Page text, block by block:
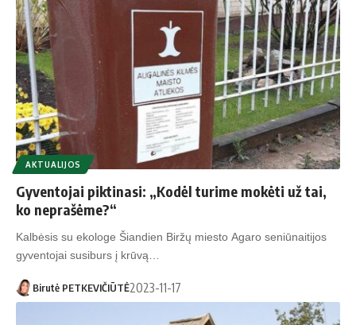
AKTUALIJOS
Gyventojai pik­ti­na­si: „Ko­dėl tu­ri­me mo­kė­ti už tai,
ko ne­pra­šė­me?“
Kalbėsis su ekologe Šiandien Biržų miesto Agaro seniūnaitijos
gyventojai susiburs į krūvą…
Birutė PETKEVIČIŪTĖ2023-11-17